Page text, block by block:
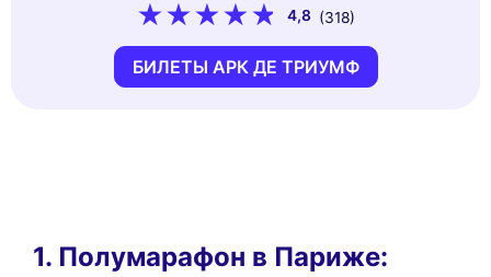
4,8 (318)
БИЛЕТЫ АРК ДЕ ТРИУМФ
1. Полумарафон в Париже: